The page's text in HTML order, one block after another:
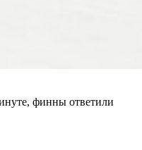
финны ответили